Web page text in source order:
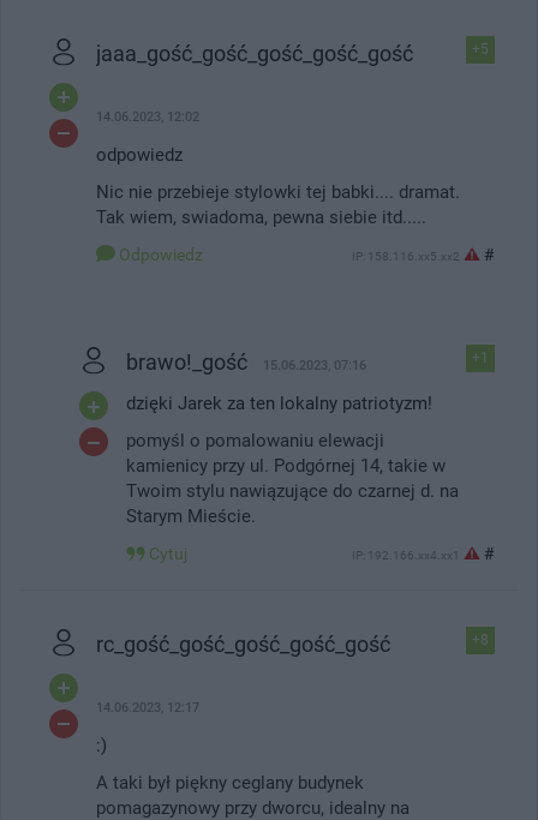
+5
jaaa_gość_gość_gość_gość_gość
14.06.2023, 12:02
odpowiedz
Nic nie przebieje stylowki tej babki.... dramat.
Tak wiem, swiadoma, pewna siebie itd.....
Odpowiedz IP: 158.116.xx5.xx2 #
+1
brawo!_gość 15.06.2023, 07:16
dzięki Jarek za ten lokalny patriotyzm!
pomyśl o pomalowaniu elewacji
kamienicy przy ul. Podgórnej 14, takie w
Twoim stylu nawiązujące do czarnej d. na
Starym Mieście.
Cytuj IP: 192.166.xx4.xx1 #
+8
rc_gość_gość_gość_gość_gość
14.06.2023, 12:17
:)
A taki był piękny ceglany budynek
pomagazynowy przy dworcu, idealny na